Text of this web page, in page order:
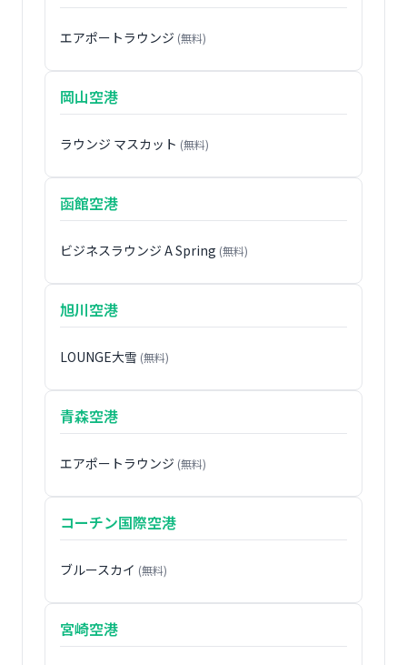
エアポートラウンジ (無料)
岡山空港
ラウンジ マスカット (無料)
函館空港
ビジネスラウンジ A Spring (無料)
旭川空港
LOUNGE大雪 (無料)
青森空港
エアポートラウンジ (無料)
コーチン国際空港
ブルースカイ (無料)
宮崎空港